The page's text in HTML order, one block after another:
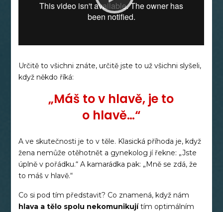
Určitě to všichni znáte, určitě jste to už všichni slyšeli,
když někdo říká:
„Máš to v hlavě, je to
o hlavě…“
A ve skutečnosti je to v těle. Klasická příhoda je, když
žena nemůže otěhotnět a gynekolog jí řekne: „Jste
úplně v pořádku.“ A kamarádka pak: „Mně se zdá, že
to máš v hlavě.“
Co si pod tím představit? Co znamená, když nám
hlava a tělo spolu nekomunikujítím optimálním